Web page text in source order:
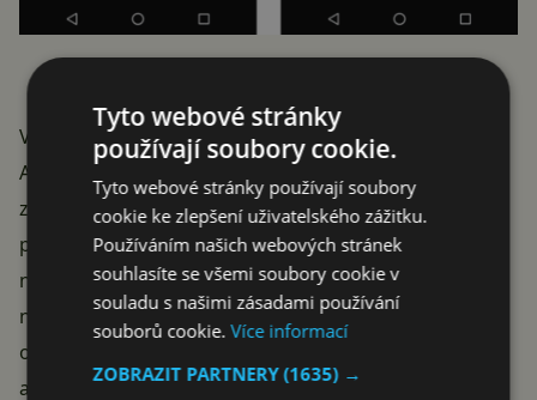
V opačném případě je nabízena návštěva stránky
Aktivita v zařízení a oznámení
, kde můžete
zkontrolovat podrobnosti o novém zařízení, případně
provést další kroky. Jestliže se potvrdí podezření, že
nově přihlášené zařízení nepatří vám, doporučujeme
neprodleně jednat. Prvním krokem by měla být
okamžitá změna hesla, ještě lépe pak učiníte, když si
aktivujetedvoufázové ověřování.
Tyto webové stránky
používají soubory cookie.
Tyto webové stránky používají soubory
cookie ke zlepšení uživatelského zážitku.
Používáním našich webových stránek
souhlasíte se všemi soubory cookie v
souladu s našimi zásadami používání
souborů cookie.Více informací
ZOBRAZIT PARTNERY(1635) →